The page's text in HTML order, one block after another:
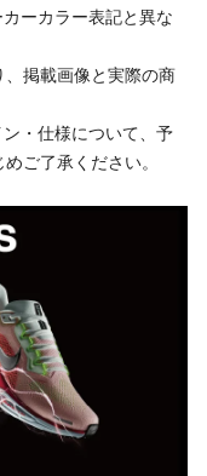
ーカラー表記と異な
掲載画像と実際の商
・仕様について、予
ご了承ください。